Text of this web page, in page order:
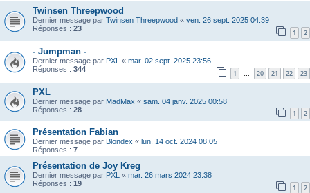
Twinsen Threepwood
Dernier message par Twinsen Threepwood « ven. 26 sept. 2025 04:39
Réponses : 23 1 2
- Jumpman -
Dernier message par PXL « mar. 02 sept. 2025 23:56
Réponses : 344 1 … 20 21 22 23
PXL
Dernier message par MadMax « sam. 04 janv. 2025 00:58
Réponses : 28 1 2
Présentation Fabian
Dernier message par Blondex « lun. 14 oct. 2024 08:05
Réponses : 7
Présentation de Joy Kreg
Dernier message par PXL « mar. 26 mars 2024 23:38
Réponses : 19 1 2